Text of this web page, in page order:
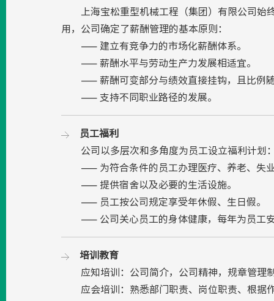
上海宝松重型机械工程（集团）有限公司始终
用，公司确定了薪酬管理的基本原则：
—— 建立有竞争力的市场化薪酬体系。
—— 薪酬水平与劳动生产力发展相适宜。
—— 薪酬可变部分与绩效直接挂钩，且比例随
—— 支持不同职业路径的发展。
员工福利
公司以多层次和多角度为员工设立福利计划
—— 为符合条件的员工办理医疗、养老、失业
—— 提供宿舍以及必要的生活设施。
—— 员工按公司规定享受年休假、生日假。
—— 公司关心员工的身体健康，每年为员工
培训教育
应知培训：公司简介，公司精神，规章管理
应会培训：熟悉部门职责、岗位职责、根据